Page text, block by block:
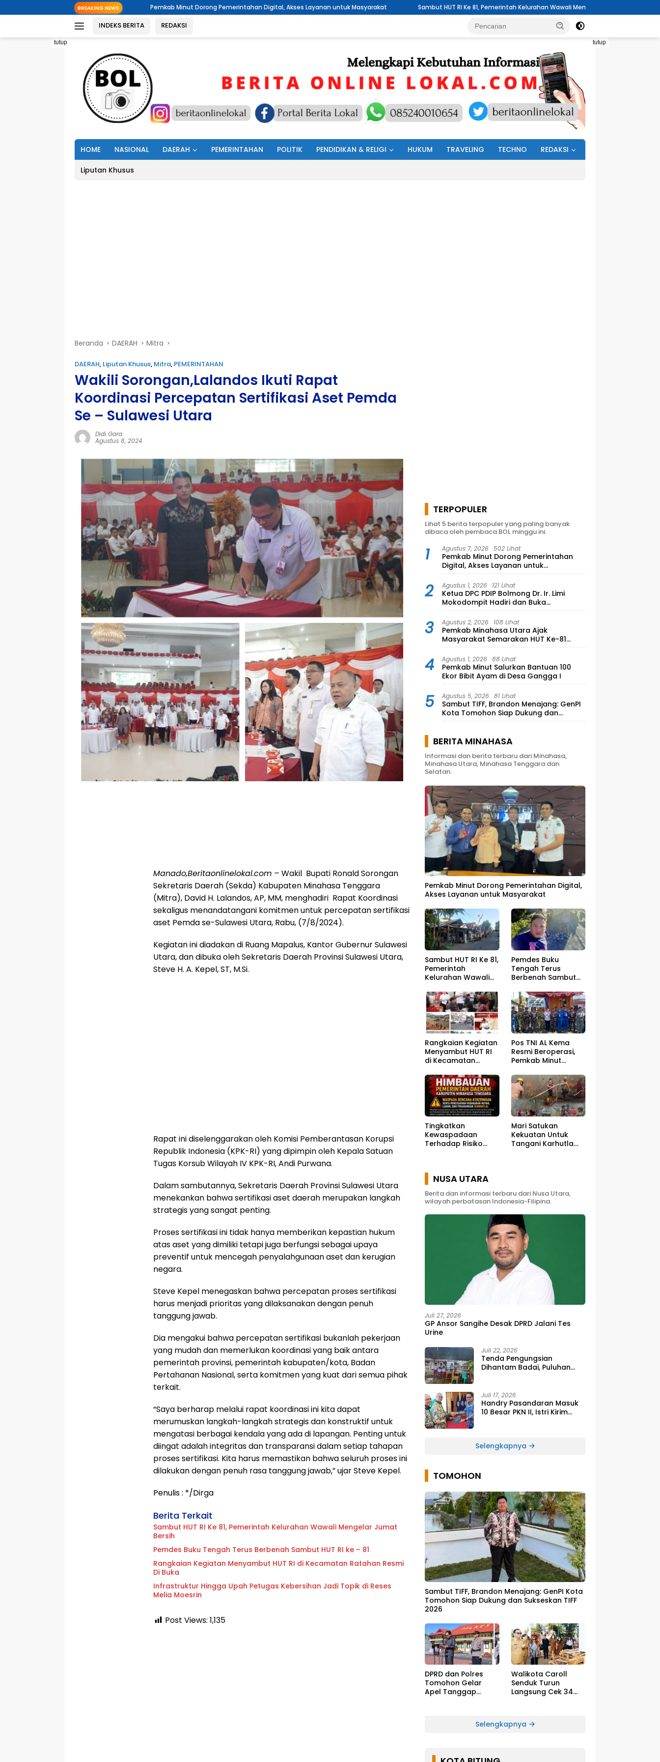
ke
BREAKING NEWS
Pemkab Minut Dorong Pemerintahan Digital, Akses Layanan untuk Masyarakat Sambut HUT RI Ke 81, Pemerintah Kelurahan Wawali Mengelar Jumat Bersih
INDEKS BERITA REDAKSI
tutup tutup
HOME NASIONAL DAERAH PEMERINTAHAN POLITIK PENDIDIKAN & RELIGI HUKUM TRAVELING TECHNO REDAKSI
Liputan Khusus
Beranda DAERAH Mitra
DAERAH, Liputan Khusus, Mitra, PEMERINTAHAN
Wakili Sorongan,Lalandos Ikuti Rapat
Koordinasi Percepatan Sertifikasi Aset Pemda
Se – Sulawesi Utara
Didi Gara
Agustus 8, 2024
Manado,Beritaonlinelokal.com – Wakil Bupati Ronald Sorongan
Sekretaris Daerah (Sekda) Kabupaten Minahasa Tenggara
(Mitra), David H. Lalandos, AP, MM, menghadiri Rapat Koordinasi
sekaligus menandatangani komitmen untuk percepatan sertifikasi
aset Pemda se-Sulawesi Utara, Rabu, (7/8/2024).
Kegiatan ini diadakan di Ruang Mapalus, Kantor Gubernur Sulawesi
Utara, dan dibuka oleh Sekretaris Daerah Provinsi Sulawesi Utara,
Steve H. A. Kepel, ST, M.Si.
Rapat ini diselenggarakan oleh Komisi Pemberantasan Korupsi
Republik Indonesia (KPK-RI) yang dipimpin oleh Kepala Satuan
Tugas Korsub Wilayah IV KPK-RI, Andi Purwana.
Dalam sambutannya, Sekretaris Daerah Provinsi Sulawesi Utara
menekankan bahwa sertifikasi aset daerah merupakan langkah
strategis yang sangat penting.
Proses sertifikasi ini tidak hanya memberikan kepastian hukum
atas aset yang dimiliki tetapi juga berfungsi sebagai upaya
preventif untuk mencegah penyalahgunaan aset dan kerugian
negara.
Steve Kepel menegaskan bahwa percepatan proses sertifikasi
harus menjadi prioritas yang dilaksanakan dengan penuh
tanggung jawab.
Dia mengakui bahwa percepatan sertifikasi bukanlah pekerjaan
yang mudah dan memerlukan koordinasi yang baik antara
pemerintah provinsi, pemerintah kabupaten/kota, Badan
Pertahanan Nasional, serta komitmen yang kuat dari semua pihak
terkait.
“Saya berharap melalui rapat koordinasi ini kita dapat
merumuskan langkah-langkah strategis dan konstruktif untuk
mengatasi berbagai kendala yang ada di lapangan. Penting untuk
diingat adalah integritas dan transparansi dalam setiap tahapan
proses sertifikasi. Kita harus memastikan bahwa seluruh proses ini
dilakukan dengan penuh rasa tanggung jawab,” ujar Steve Kepel.
Penulis : */Dirga
Berita Terkait
Sambut HUT RI Ke 81, Pemerintah Kelurahan Wawali Mengelar Jumat
Bersih
Pemdes Buku Tengah Terus Berbenah Sambut HUT RI ke – 81
Rangkaian Kegiatan Menyambut HUT RI di Kecamatan Ratahan Resmi
Di Buka
Infrastruktur Hingga Upah Petugas Kebersihan Jadi Topik di Reses
Melia Moesrin
Post Views: 1,135
TERPOPULER
Lihat 5 berita terpopuler yang paling banyak
dibaca oleh pembaca BOL minggu ini.
1 Agustus 7, 2026 502 Lihat
Pemkab Minut Dorong Pemerintahan
Digital, Akses Layanan untuk
Masyarakat
2 Agustus 1, 2026 121 Lihat
Ketua DPC PDIP Bolmong Dr. Ir. Limi
Mokodompit Hadiri dan Buka
Musyawarah Ranting Se-Kecamatan
Lolayan
3 Agustus 2, 2026 108 Lihat
Pemkab Minahasa Utara Ajak
Masyarakat Semarakan HUT Ke-81
Kemerdekaan RI
4 Agustus 1, 2026 88 Lihat
Pemkab Minut Salurkan Bantuan 100
Ekor Bibit Ayam di Desa Gangga I
5 Agustus 5, 2026 81 Lihat
Sambut TIFF, Brandon Menajang: ​GenPI
Kota Tomohon Siap Dukung dan
Sukseskan TIFF 2026
BERITA MINAHASA
Informasi dan berita terbaru dari Minahasa,
Minahasa Utara, Minahasa Tenggara dan
Selatan.
Pemkab Minut Dorong Pemerintahan Digital,
Akses Layanan untuk Masyarakat
Sambut HUT RI Ke 81,
Pemerintah
Kelurahan Wawali
Bersih
Pemdes Buku
Tengah Terus
Berbenah Sambut
Rangkaian Kegiatan
Menyambut HUT RI
di Kecamatan
Buka
Pos TNI AL Kema
Resmi Beroperasi,
Pemkab Minut
Perlindungan
Nelayan Meningkat
Tingkatkan
Kewaspadaan
Terhadap Risiko
Mari Satukan
Kekuatan Untuk
Tangani Karhutla
NUSA UTARA
Berita dan informasi terbaru dari Nusa Utara,
wilayah perbatasan Indonesia-Filipina.
Juli 27, 2026
GP Ansor Sangihe Desak DPRD Jalani Tes
Urine
Juli 22, 2026
Tenda Pengungsian
Dihantam Badai, Puluhan
Juli 17, 2026
Handry Pasandaran Masuk
10 Besar PKN II, Istri Kirim
Selengkapnya
TOMOHON
Sambut TIFF, Brandon Menajang: ​GenPI Kota
Tomohon Siap Dukung dan Sukseskan TIFF
2026
DPRD dan Polres
Tomohon Gelar
Apel Tanggap
Walikota Caroll
Senduk Turun
Langsung Cek 34
Selengkapnya